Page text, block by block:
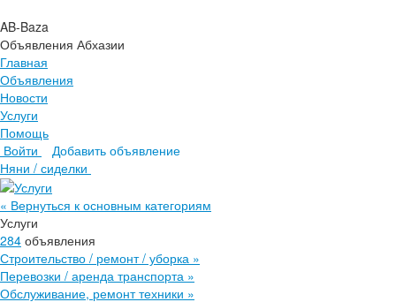
AB-Baza
Объявления Абхазии
Главная
Объявления
Новости
Услуги
Помощь
Войти
Добавить объявление
Главная
Объявления
Новости
Услуги
Помощь
Няни / сиделки
« Вернуться к основным категориям
Услуги
284 объявления
Строительство / ремонт / уборка »
Перевозки / аренда транспорта »
Обслуживание, ремонт техники »